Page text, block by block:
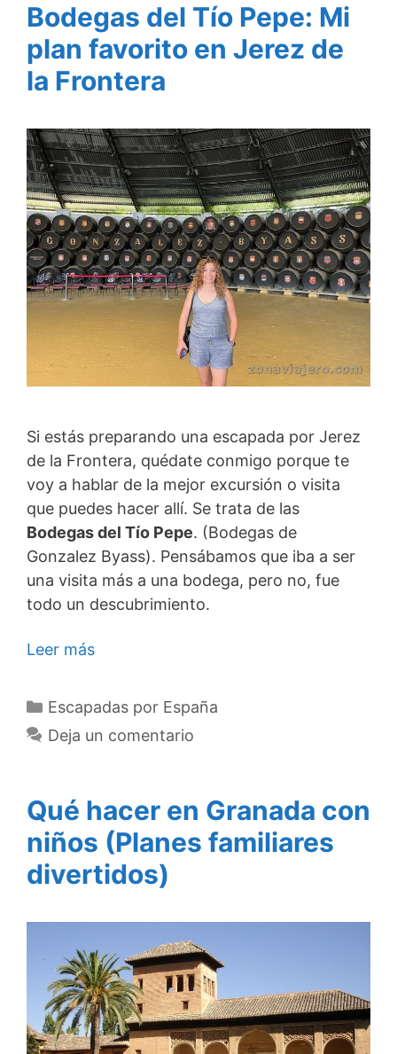
Bodegas del Tío Pepe: Mi
plan favorito en Jerez de
la Frontera
Si estás preparando una escapada por Jerez
de la Frontera, quédate conmigo porque te
voy a hablar de la mejor excursión o visita
que puedes hacer allí. Se trata de las
Bodegas del Tío Pepe. (Bodegas de
Gonzalez Byass). Pensábamos que iba a ser
una visita más a una bodega, pero no, fue
todo un descubrimiento.
Leer más
Categorías
Escapadas por España
Deja un comentario
Qué hacer en Granada con
niños (Planes familiares
divertidos)